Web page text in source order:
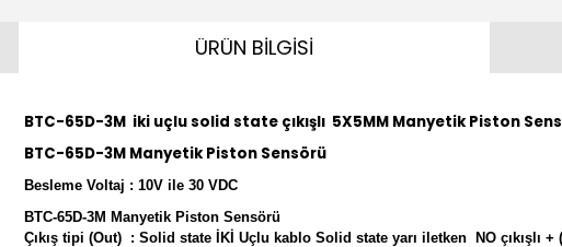
ÜRÜN BİLGİSİ
BTC-65D-3M iki uçlu solid state çıkışlı 5X5MM Manyetik Piston
BTC-65D-3M Manyetik Piston Sensörü
Besleme Voltaj : 10V ile 30 VDC
BTC-65D-3M Manyetik Piston Sensörü
Çıkış tipi (Out) : Solid state İKİ Uçlu kablo Solid state yarı iletken NO